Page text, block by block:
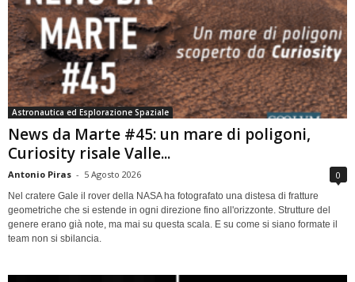
Astronautica ed Esplorazione Spaziale
News da Marte #45: un mare di poligoni,
Curiosity risale Valle...
Antonio Piras - 5 Agosto 2026 0
Nel cratere Gale il rover della NASA ha fotografato una distesa di fratture
geometriche che si estende in ogni direzione fino all'orizzonte. Strutture del
genere erano già note, ma mai su questa scala. E su come si siano formate il
team non si sbilancia.